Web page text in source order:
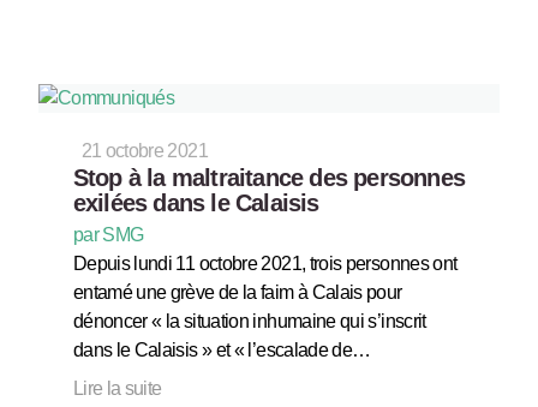
21 octobre 2021
Stop à la maltraitance des personnes
exilées dans le Calaisis
par SMG
Depuis lundi 11 octobre 2021, trois personnes ont
entamé une grève de la faim à Calais pour
dénoncer « la situation inhumaine qui s’inscrit
dans le Calaisis » et « l’escalade de…
Lire la suite